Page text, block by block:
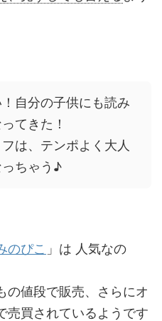
自分の子供にも読み
てきた！
は、テンポよく大人
っちゃう♪
のぴこ 」は 人気なの
の値段で販売、さらにオ
売買されているようです